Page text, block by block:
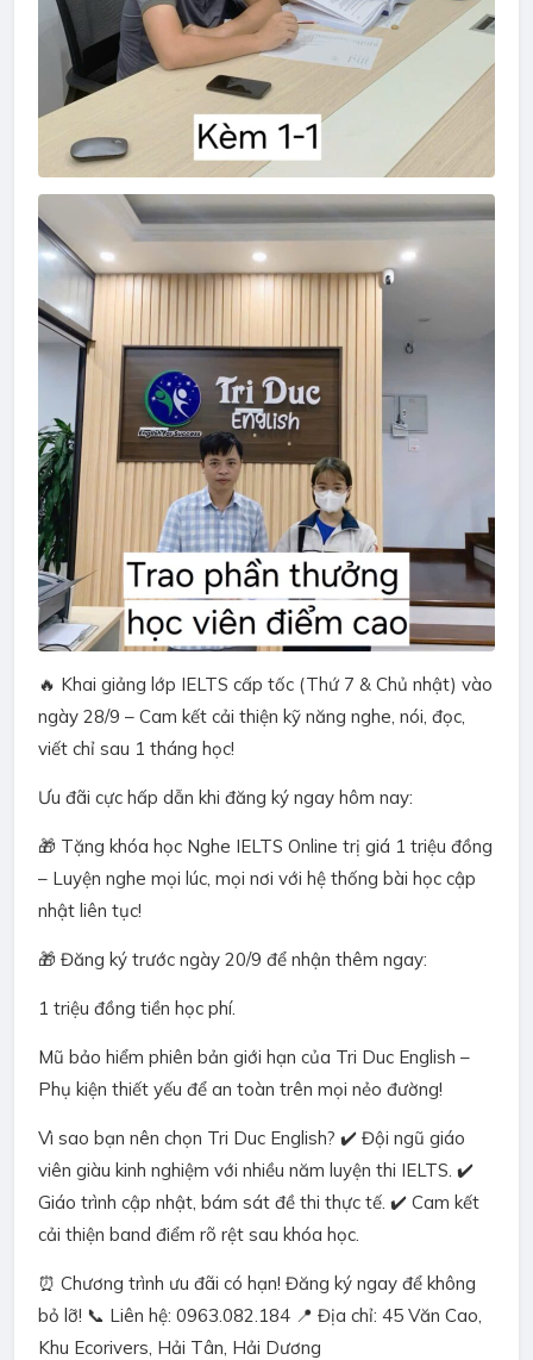
🔥 Khai giảng lớp IELTS cấp tốc (Thứ 7 & Chủ nhật) vào
ngày 28/9 – Cam kết cải thiện kỹ năng nghe, nói, đọc,
viết chỉ sau 1 tháng học!
Ưu đãi cực hấp dẫn khi đăng ký ngay hôm nay:
🎁 Tặng khóa học Nghe IELTS Online trị giá 1 triệu đồng
– Luyện nghe mọi lúc, mọi nơi với hệ thống bài học cập
nhật liên tục!
🎁 Đăng ký trước ngày 20/9 để nhận thêm ngay:
1 triệu đồng tiền học phí.
Mũ bảo hiểm phiên bản giới hạn của Tri Duc English –
Phụ kiện thiết yếu để an toàn trên mọi nẻo đường!
Vì sao bạn nên chọn Tri Duc English? ✔️ Đội ngũ giáo
viên giàu kinh nghiệm với nhiều năm luyện thi IELTS. ✔️
Giáo trình cập nhật, bám sát đề thi thực tế. ✔️ Cam kết
cải thiện band điểm rõ rệt sau khóa học.
⏰ Chương trình ưu đãi có hạn! Đăng ký ngay để không
bỏ lỡ! 📞 Liên hệ: 0963.082.184 📍 Địa chỉ: 45 Văn Cao,
Khu Ecorivers, Hải Tân, Hải Dương